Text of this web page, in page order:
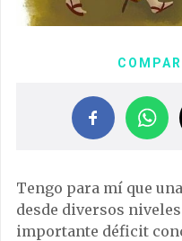
Tengo para mí que
desde diversos
importante déficit